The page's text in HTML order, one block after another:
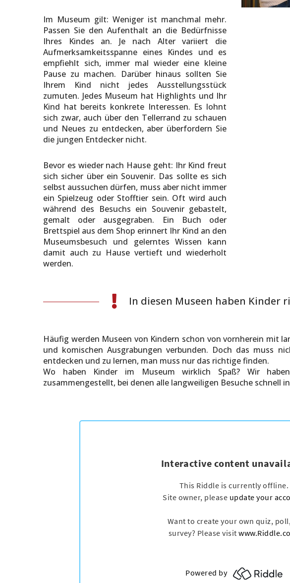
Im Museum gilt: Weniger ist manchmal mehr.
Passen Sie den Aufenthalt an die Bedürfnisse
Ihres Kindes an. Je nach Alter variiert die
Aufmerksamkeitsspanne eines Kindes und es
empfiehlt sich, immer mal wieder eine kleine
Pause zu machen. Darüber hinaus sollten Sie
Ihrem Kind nicht jedes Ausstellungsstück
zumuten. Jedes Museum hat Highlights und Ihr
Kind hat bereits konkrete Interessen. Es lohnt
sich zwar, auch über den Tellerrand zu schauen
und Neues zu entdecken, aber überfordern Sie
die jungen Entdecker nicht.
Bevor es wieder nach Hause geht: Ihr Kind freut
sich sicher über ein Souvenir. Das sollte es sich
selbst aussuchen dürfen, muss aber nicht immer
ein Spielzeug oder Stofftier sein. Oft wird auch
während des Besuchs ein Souvenir gebastelt,
gemalt oder ausgegraben. Ein Buch oder
Brettspiel aus dem Shop erinnert Ihr Kind an den
Museumsbesuch und gelerntes Wissen kann
damit auch zu Hause vertieft und wiederholt
werden.
In diesen Museen haben Kinder
Häufig werden Museen von Kindern schon von vornherein mit
und komischen Ausgrabungen verbunden. Doch das muss
entdecken und zu lernen, man muss nur das richtige finden.
Wo haben Kinder im Museum wirklich Spaß? Wir
zusammengestellt, bei denen alle langweiligen Besuche schnell